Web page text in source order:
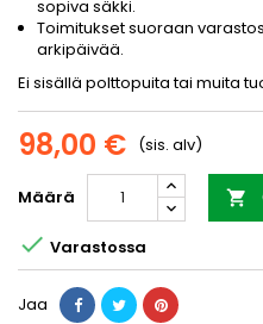
sopiva säkki.
Toimitukset suoraan
arkipäivää.
Ei sisällä polttopuita tai muita
98,00 € (sis. alv)
Määrä 
 Varastossa
Jaa